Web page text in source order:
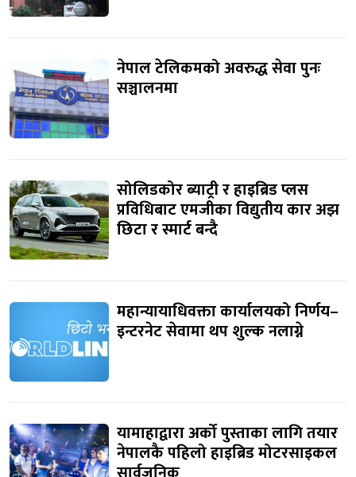
नेपाल टेलिकमको अवरुद्ध सेवा पुनः
सञ्चालनमा
सोलिडकोर ब्याट्री र हाइब्रिड प्लस
प्रविधिबाट एमजीका विद्युतीय कार अझ
छिटा र स्मार्ट बन्दै
महान्यायाधिवक्ता कार्यालयको निर्णय–
इन्टरनेट सेवामा थप शुल्क नलाग्ने
यामाहाद्वारा अर्को पुस्ताका लागि तयार
नेपालकै पहिलो हाइब्रिड मोटरसाइकल